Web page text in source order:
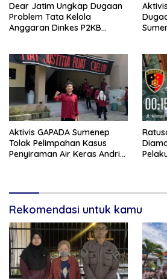
Dear Jatim Ungkap Dugaan
Problem Tata Kelola
Anggaran Dinkes P2KB
Aktivis GAPADA Sumenep
Tolak Pelimpahan Kasus
Penyiraman Air Keras Andrie
Rekomendasi untuk kamu